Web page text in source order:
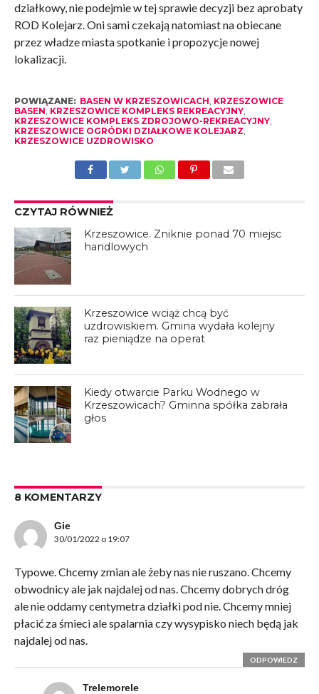
działkowy, nie podejmie w tej sprawie decyzji bez aprobaty
ROD Kolejarz. Oni sami czekają natomiast na obiecane
przez władze miasta spotkanie i propozycje nowej
lokalizacji.
POWIĄZANE: BASEN W KRZESZOWICACH KRZESZOWICE
BASEN KRZESZOWICE KOMPLEKS REKREACYJNY,
KRZESZOWICE KOMPLEKS ZDROJOWO-REKREACYJNY,
KRZESZOWICE OGRÓDKI DZIAŁKOWE KOLEJARZ
KRZESZOWICE UZDROWISKO
CZYTAJ RÓWNIEŻ
Krzeszowice. Zniknie ponad 70 miejsc
handlowych
Krzeszowice wciąż chcą być
uzdrowiskiem. Gmina wydała kolejny
raz pieniądze na operat
Kiedy otwarcie Parku Wodnego w
Krzeszowicach? Gminna spółka zabrała
głos
8 KOMENTARZY
Gie
30/01/2022 o 19:07
Typowe. Chcemy zmian ale żeby nas nie ruszano. Chcemy
obwodnicy ale jak najdalej od nas. Chcemy dobrych dróg
ale nie oddamy centymetra działki pod nie. Chcemy mniej
płacić za śmieci ale spalarnia czy wysypisko niech będą jak
najdalej od nas.
ODPOWIEDZ
Trelemorele